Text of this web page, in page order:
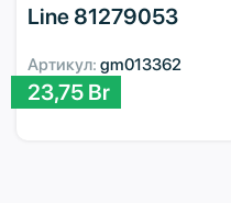
Line 81279053
Артикул: gm013362
23,75 Br